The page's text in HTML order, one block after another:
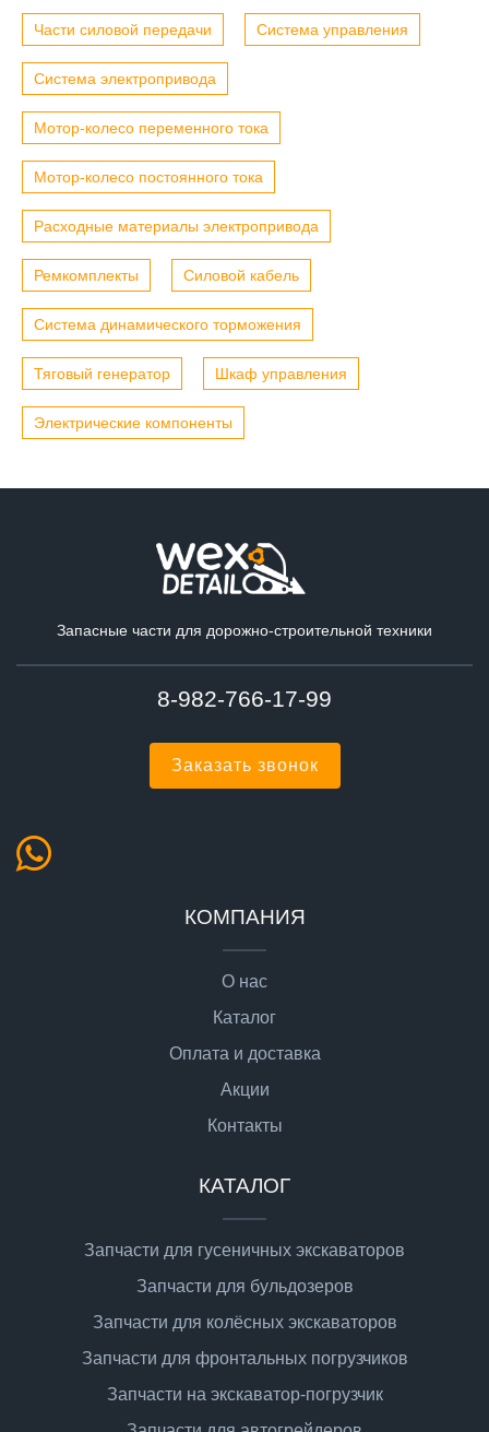
Части силовой передачи Система управления
Система электропривода
Мотор-колесо переменного тока
Мотор-колесо постоянного тока
Расходные материалы электропривода
Ремкомплекты Силовой кабель
Система динамического торможения
Тяговый генератор Шкаф управления
Электрические компоненты
Запасные части для дорожно-строительной техники
8-982-766-17-99
Заказать звонок
КОМПАНИЯ
О нас
Каталог
Оплата и доставка
Акции
Контакты
КАТАЛОГ
Запчасти для гусеничных экскаваторов
Запчасти для бульдозеров
Запчасти для колёсных экскаваторов
Запчасти для фронтальных погрузчиков
Запчасти на экскаватор-погрузчик